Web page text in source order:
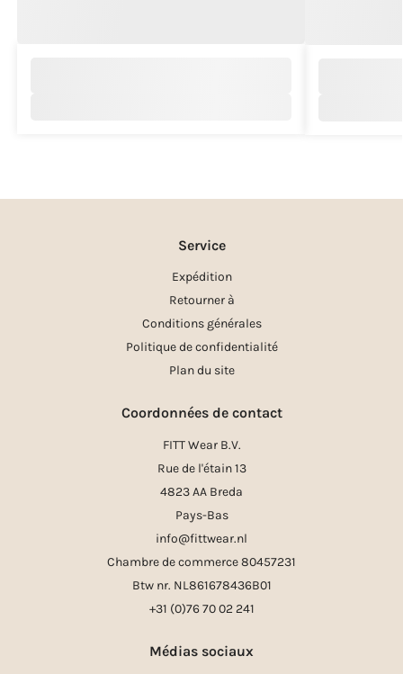
Service
Expédition
Retourner à
Conditions générales
Politique de confidentialité
Plan du site
Coordonnées de contact
FITT Wear B.V.
Rue de l'étain 13
4823 AA Breda
Pays-Bas
info@fittwear.nl
Chambre de commerce 80457231
Btw nr. NL861678436B01
+31 (0)76 70 02 241
Médias sociaux